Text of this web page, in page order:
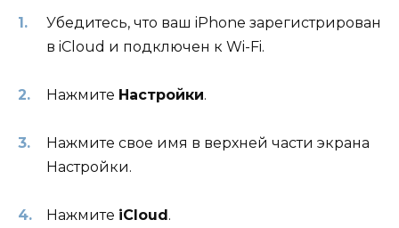
Убедитесь, что ваш iPhone зарегистрирован
в iCloud и подключен к Wi-Fi.
Нажмите Настройки.
Нажмите свое имя в верхней части экрана
Настройки.
Нажмите iCloud .